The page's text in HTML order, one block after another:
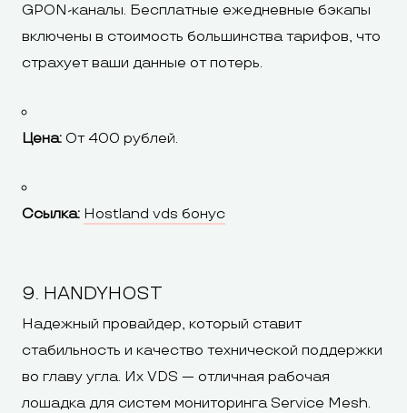
GPON-каналы. Бесплатные ежедневные бэкапы
включены в стоимость большинства тарифов, что
страхует ваши данные от потерь.
Цена: От 400 рублей.
Ссылка: Hostland vds бонус
9. HANDYHOST
Надежный провайдер, который ставит
стабильность и качество технической поддержки
во главу угла. Их VDS — отличная рабочая
лошадка для систем мониторинга Service Mesh.